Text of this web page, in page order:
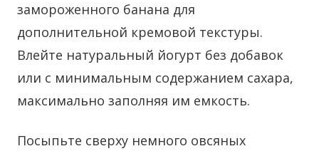
замороженного банана для
дополнительной кремовой текстуры.
Влейте натуральный йогурт без добавок
или с минимальным содержанием сахара,
максимально заполняя им емкость.
Посыпьте сверху немного овсяных